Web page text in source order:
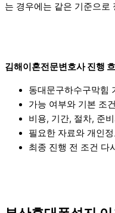
는 경우에는 같은 기준으로
김해이혼전문변호사 진행
동대문구하수구막힘
가능 여부와 기본 조
비용, 기간, 절차, 준
필요한 자료와 개인
최종 진행 전 조건 다